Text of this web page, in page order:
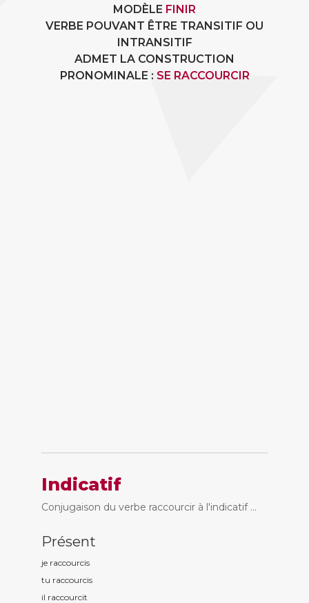
MODÈLE FINIR
VERBE POUVANT ÊTRE TRANSITIF OU
INTRANSITIF
ADMET LA CONSTRUCTION
PRONOMINALE : SE RACCOURCIR
Indicatif
Conjugaison du verbe raccourcir à l'indicatif ...
Présent
je raccourcis
tu raccourcis
il raccourcit